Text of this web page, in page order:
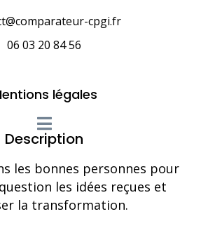
cpgi.fr
06 03 20 84 56
légales
Description
les bonnes personnes pour
les idées reçues et
la transformation.